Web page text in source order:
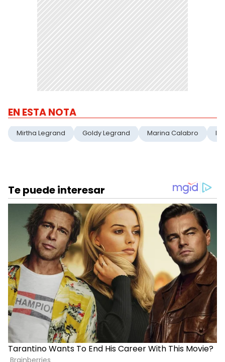
EN ESTA NOTA
Mirtha Legrand Goldy Legrand Marina Calabro